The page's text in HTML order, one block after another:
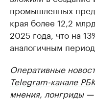
промышленных
края более 12,2
2025 года, что на
аналогичным
Оперативные
Telegram-канале
мнения, лонгриды